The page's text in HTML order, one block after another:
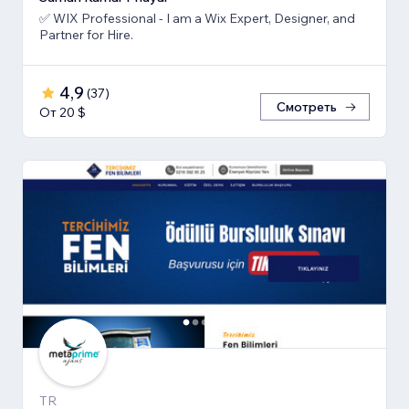
✅ WIX Professional - I am a Wix Expert, Designer, and
Partner for Hire.
4,9 (37)
От 20 $
Смотреть
TR